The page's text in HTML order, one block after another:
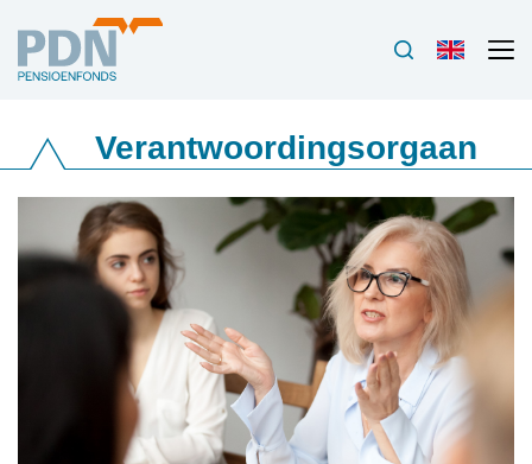
Verantwoordingsorgaan